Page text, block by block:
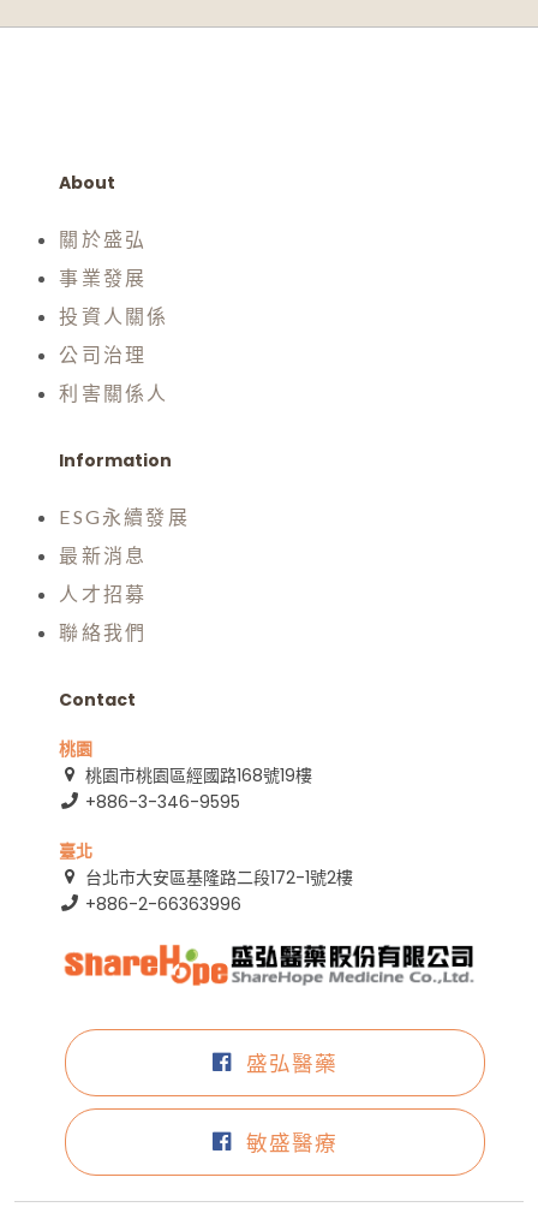
About
關於盛弘
事業發展
投資人關係
公司治理
利害關係人
Information
ESG永續發展
最新消息
人才招募
聯絡我們
Contact
桃園
桃園市桃園區經國路168號19樓
+886-3-346-9595
臺北
台北市大安區基隆路二段172-1號2樓
+886-2-66363996
盛弘醫藥
敏盛醫療